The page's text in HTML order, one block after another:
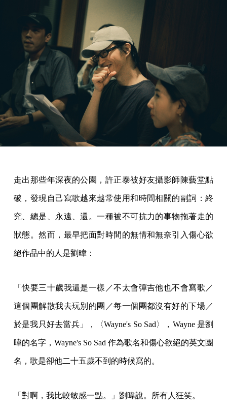
走出那些年深夜的公園，許正泰被好友攝影師陳藝堂點
破，發現自己寫歌越來越常使用和時間相關的副詞：終
究、總是、永遠、還。一種被不可抗力的事物拖著走的
狀態。然而，最早把面對時間的無情和無奈引入傷心欲
絕作品中的人是劉暐：
「快要三十歲我還是一樣／不太會彈吉他也不會寫歌／
這個團解散我去玩別的團／每一個團都沒有好的下場／
於是我只好去當兵」，〈Wayne's So Sad〉，Wayne 是劉
暐的名字，Wayne's So Sad 作為歌名和傷心欲絕的英文團
名，歌是卻他二十五歲不到的時候寫的。
「對啊，我比較敏感一點。」劉暐說。所有人狂笑。